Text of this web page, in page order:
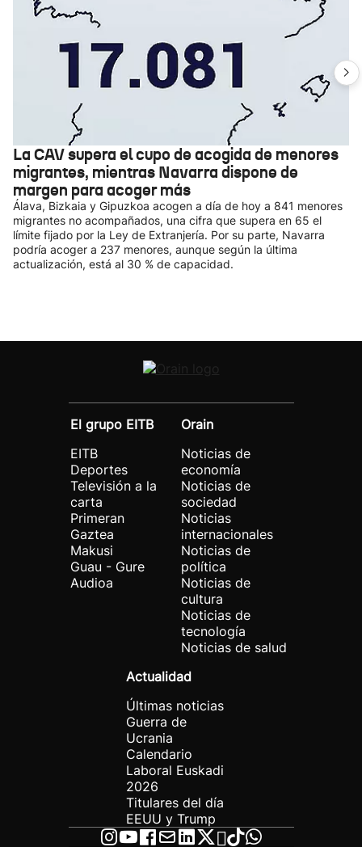
La CAV supera el cupo de acogida de menores
migrantes, mientras Navarra dispone de
margen para acoger más
Álava, Bizkaia y Gipuzkoa acogen a día de hoy a 841 menores
migrantes no acompañados, una cifra que supera en 65 el
límite fijado por la Ley de Extranjería. Por su parte, Navarra
podría acoger a 237 menores, aunque según la última
actualización, está al 30 % de capacidad.
El grupo EITB
EITB
Deportes
Televisión a la
carta
Primeran
Gaztea
Makusi
Guau - Gure
Audioa
Orain
Noticias de
economía
Noticias de
sociedad
Noticias
internacionales
Noticias de
política
Noticias de
cultura
Noticias de
tecnología
Noticias de salud
Actualidad
Últimas noticias
Guerra de
Ucrania
Calendario
Laboral Euskadi
2026
Titulares del día
EEUU y Trump